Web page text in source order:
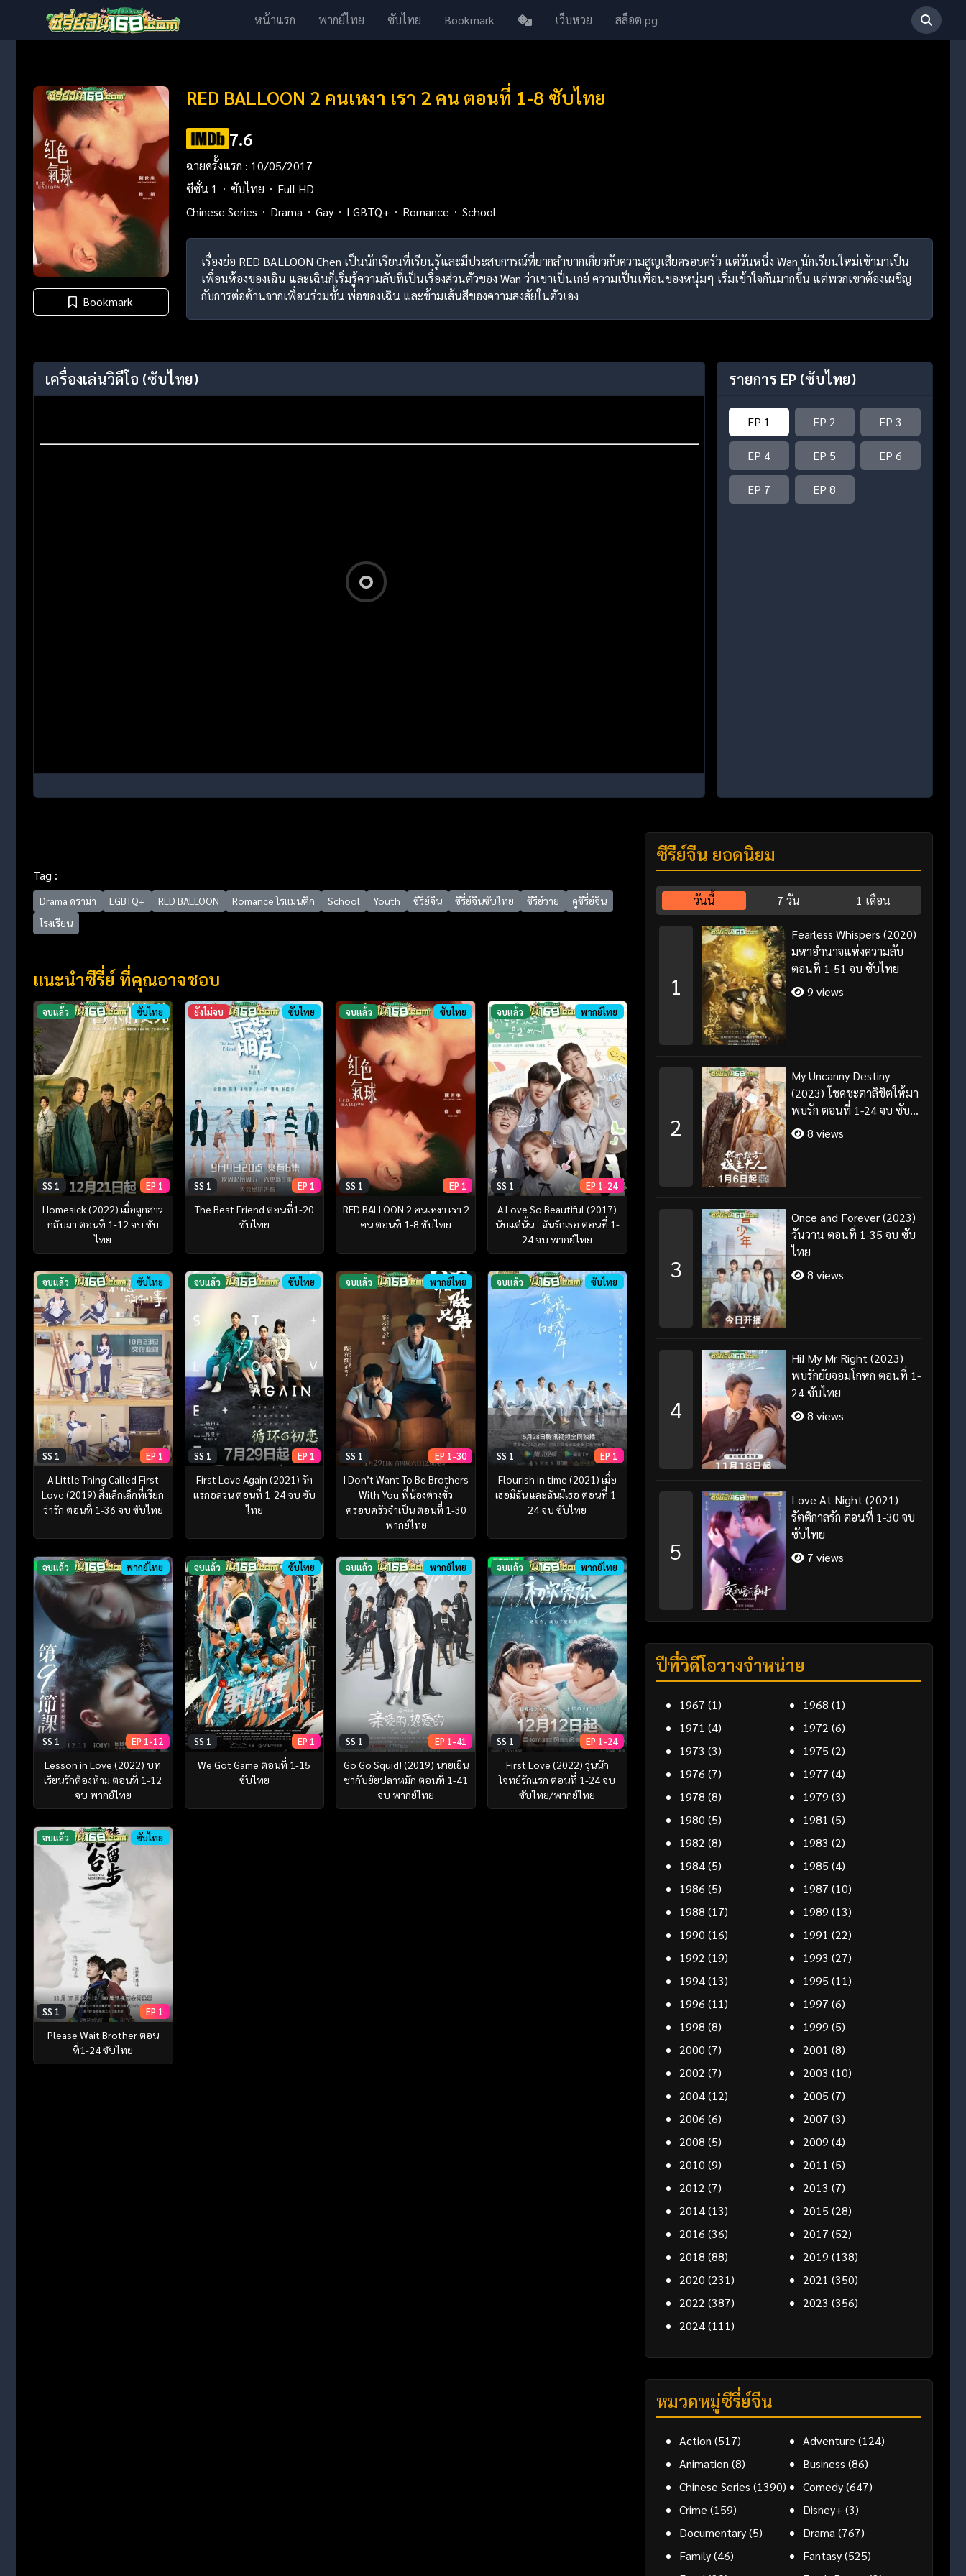
หน้าแรก พากย์ไทย ซับไทย Bookmark เว็บหวย สล็อต pg
Bookmark
RED BALLOON 2 คนเหงา เรา 2 คน ตอนที่ 1-8 ซับไทย
7.6
ฉายครั้งแรก : 10/05/2017
ซีซั่น 1
ซับไทย
Full HD
Chinese Series
Drama Gay LGBTQ+ Romance School
เรื่องย่อ RED BALLOON Chen เป็นนักเรียนที่เรียนรู้และมีประสบการณ์ที่ยากลำบากเกี่ยวกับความสูญเสียครอบครัว แต่วันหนึ่ง Wan นักเรียนใหม่เข้ามาเป็น
เพื่อนห้องของเฉิน และเฉินก็เริ่มรู้ความลับที่เป็นเรื่องส่วนตัวของ Wan ว่าเขาเป็นเกย์ ความเป็นเพื่อนของหนุ่มๆ เริ่มเข้าใจกันมากขึ้น แต่พวกเขาต้องเผชิญ
กับการต่อต้านจากเพื่อนร่วมชั้น พ่อของเฉิน และข้ามเส้นสีของความสงสัยในตัวเอง
เครื่องเล่นวิดีโอ (ซับไทย) รายการ EP (ซับไทย)
EP 1 EP 2 EP 3
EP 4 EP 5 EP 6
EP 7 EP 8
Tag :
Drama ดราม่า LGBTQ+ RED BALLOON Romance โรแมนติก School Youth ซีรี่ย์จีน ซีรี่ย์จีนซับไทย ซีรีย์วาย
ดูซีรี่ย์จีน
โรงเรียน
แนะนำซีรี่ย์ ที่คุณอาจชอบ
จบแล้ว ซับไทย
SS 1 EP 1
Homesick (2022) เมื่อลูกสาว
กลับมา ตอนที่ 1-12 จบ ซับ
ไทย
ยังไม่จบ ซับไทย
SS 1 EP 1
The Best Friend ตอนที่1-20
ซับไทย
จบแล้ว ซับไทย
SS 1 EP 1
RED BALLOON 2 คนเหงา เรา 2
คน ตอนที่ 1-8 ซับไทย
จบแล้ว พากย์ไทย
SS 1 EP 1-24
A Love So Beautiful (2017)
นับแต่นั้น…ฉันรักเธอ ตอนที่ 1-
24 จบ พากย์ไทย
จบแล้ว ซับไทย
SS 1 EP 1
A Little Thing Called First
Love (2019) สิ่งเล็กเล็กที่เรียก
ว่ารัก ตอนที่ 1-36 จบ ซับไทย
จบแล้ว ซับไทย
SS 1 EP 1
First Love Again (2021) รัก
แรกอลวน ตอนที่ 1-24 จบ ซับ
ไทย
จบแล้ว พากย์ไทย
SS 1 EP 1-30
I Don’t Want To Be Brothers
With You พี่น้องต่างขั้ว
ครอบครัวจำเป็น ตอนที่ 1-30
พากย์ไทย
จบแล้ว ซับไทย
SS 1 EP 1
Flourish in time (2021) เมื่อ
เธอมีฉัน และฉันมีเธอ ตอนที่ 1-
24 จบ ซับไทย
จบแล้ว พากย์ไทย
SS 1 EP 1-12
Lesson in Love (2022) บท
เรียนรักต้องห้าม ตอนที่ 1-12
จบ พากย์ไทย
จบแล้ว ซับไทย
SS 1 EP 1
We Got Game ตอนที่ 1-15
ซับไทย
จบแล้ว พากย์ไทย
SS 1 EP 1-41
Go Go Squid! (2019) นายเย็น
ชากับยัยปลาหมึก ตอนที่ 1-41
จบ พากย์ไทย
จบแล้ว พากย์ไทย
SS 1 EP 1-24
First Love (2022) วุ่นนัก
โจทย์รักแรก ตอนที่ 1-24 จบ
ซับไทย/พากย์ไทย
จบแล้ว ซับไทย
SS 1 EP 1
Please Wait Brother ตอน
ที่1-24 ซับไทย
ซีรี่ย์จีน ยอดนิยม
วันนี้ 7 วัน 1 เดือน
1
Fearless Whispers (2020)
มหาอำนาจแห่งความลับ
ตอนที่ 1-51 จบ ซับไทย
9 views
2
My Uncanny Destiny
(2023) โชคชะตาลิขิตให้มา
พบรัก ตอนที่ 1-24 จบ ซับ
ไทย/พากย์ไทย
8 views
3
Once and Forever (2023)
วันวาน ตอนที่ 1-35 จบ ซับ
ไทย
8 views
4
Hi! My Mr Right (2023)
พบรักยัยจอมโกหก ตอนที่ 1-
24 ซับไทย
8 views
5
Love At Night (2021)
รัตติกาลรัก ตอนที่ 1-30 จบ
ซับไทย
7 views
ปีที่วิดีโอวางจำหน่าย
1967 (1) 1968 (1)
1971 (4) 1972 (6)
1973 (3) 1975 (2)
1976 (7) 1977 (4)
1978 (8) 1979 (3)
1980 (5) 1981 (5)
1982 (8) 1983 (2)
1984(5) 1985 (4)
1986 (5) 1987 (10)
1988 (17) 1989 (13)
1990 (16) 1991 (22)
1992 (19) 1993 (27)
1994(13) 1995 (11)
1996 (11) 1997 (6)
1998 (8) 1999 (5)
2000 (7) 2001 (8)
2002 (7) 2003 (10)
2004(12) 2005 (7)
2006 (6) 2007 (3)
2008 (5) 2009 (4)
2010 (9) 2011 (5)
2012 (7) 2013 (7)
2014(13) 2015 (28)
2016 (36) 2017 (52)
2018 (88) 2019 (138)
2020 (231) 2021 (350)
2022 (387) 2023 (356)
2024(111)
หมวดหมู่ซีรี่ย์จีน
Action (517) Adventure (124)
Animation (8) Business (86)
Chinese Series (1390) Comedy(647)
Crime (159) Disney+ (3)
Documentary(5) Drama(767)
Family(46) Fantasy(525)